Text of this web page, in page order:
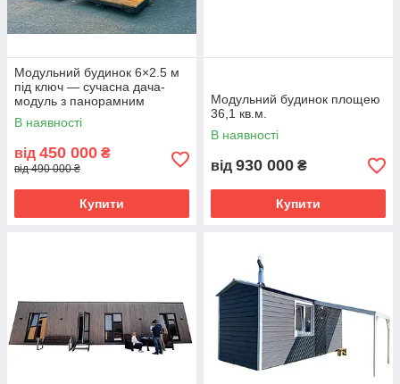
Модульний будинок 6×2.5 м
під ключ — сучасна дача-
модуль з панорамним
склінням, терасою та LED-
підсвіткою
В наявності
від 450 000 ₴
від 490 000 ₴
Купити
Модульний будинок площею
36,1 кв.м.
В наявності
від 930 000 ₴
Купити